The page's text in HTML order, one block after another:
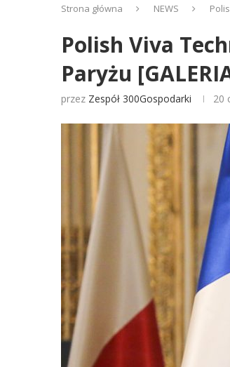
Strona główna NEWS
Polish Viva
Paryżu
przez Zespół 300Gospodarki 20